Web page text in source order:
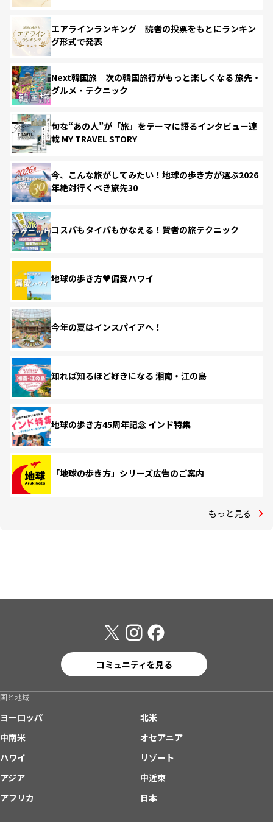
エアラインランキング 読者の投票をもとにランキン
グ形式で発表
Next韓国旅 次の韓国旅行がもっと楽しくなる 旅先・
グルメ・テクニック
旬な“あの人”が「旅」をテーマに語るインタビュー連
載 MY TRAVEL STORY
今、こんな旅がしてみたい！地球の歩き方が選ぶ2026
年絶対行くべき旅先30
コスパもタイパもかなえる！賢者の旅テクニック
地球の歩き方♥偏愛ハワイ
今年の夏はインスパイアへ！
知れば知るほど好きになる 湘南・江の島
地球の歩き方45周年記念 インド特集
「地球の歩き方」シリーズ広告のご案内
もっと見る
コミュニティを見る
国と地域
ヨーロッパ
北米
中南米
オセアニア
ハワイ
リゾート
アジア
中近東
アフリカ
日本